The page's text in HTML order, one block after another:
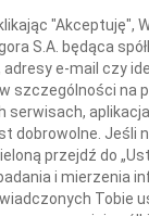
"Akceptuję",
S.A. będąca
e-mail czy
szczególności na
dobrowolne. Jeśli
przejdź do
i mierzenia
Tobie